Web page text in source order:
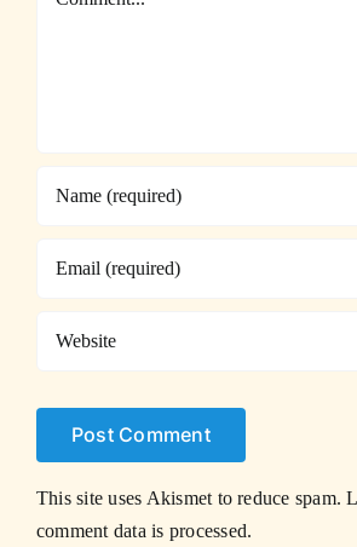
This site uses Akismet to reduce spam.
comment data is processed.